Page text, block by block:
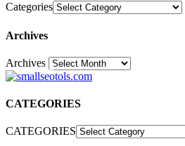
Categories
Archives
Archives30
CATEGORIES
CATEGORIES